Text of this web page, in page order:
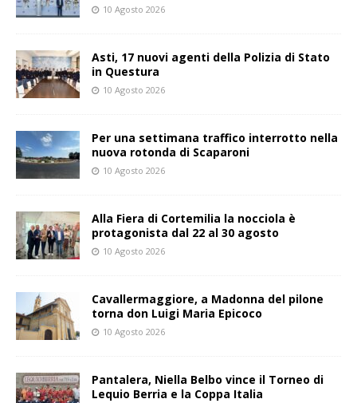
10 Agosto 2026
Asti, 17 nuovi agenti della Polizia di Stato
in Questura
10 Agosto 2026
Per una settimana traffico interrotto nella
nuova rotonda di Scaparoni
10 Agosto 2026
Alla Fiera di Cortemilia la nocciola è
protagonista dal 22 al 30 agosto
10 Agosto 2026
Cavallermaggiore, a Madonna del pilone
torna don Luigi Maria Epicoco
10 Agosto 2026
Pantalera, Niella Belbo vince il Torneo di
Lequio Berria e la Coppa Italia